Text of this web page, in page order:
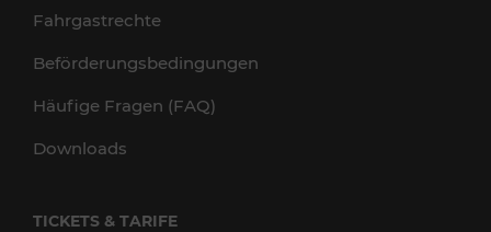
Fahrgastrechte
Beförderungsbedingungen
Häufige Fragen (FAQ)
Downloads
TICKETS & TARIFE